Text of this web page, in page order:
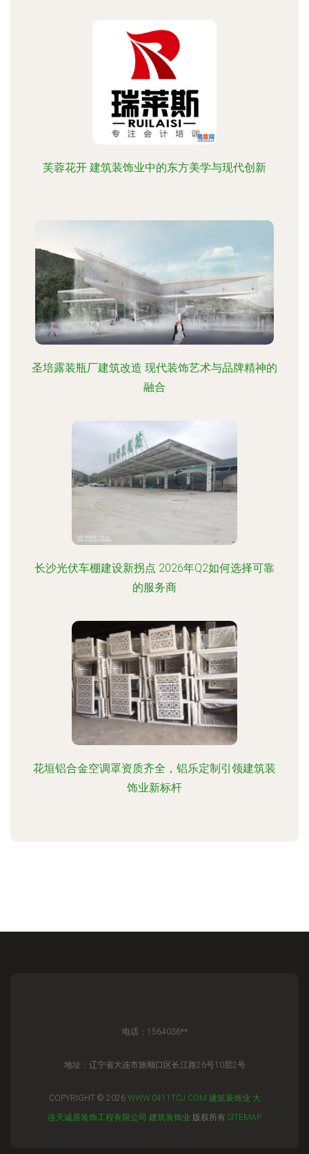
芙蓉花开 建筑装饰业中的东方美学与现代创新
圣培露装瓶厂建筑改造 现代装饰艺术与品牌精神的
融合
长沙光伏车棚建设新拐点 2026年Q2如何选择可靠
的服务商
花垣铝合金空调罩资质齐全，铝乐定制引领建筑装
饰业新标杆
电话：1564036**
地址：辽宁省大连市旅顺口区长江路26号10层2号
COPYRIGHT © 2026 WWW.0411TCJ.COM 建筑装饰业 大
连天诚居装饰工程有限公司 建筑装饰业 版权所有 SITEMAP